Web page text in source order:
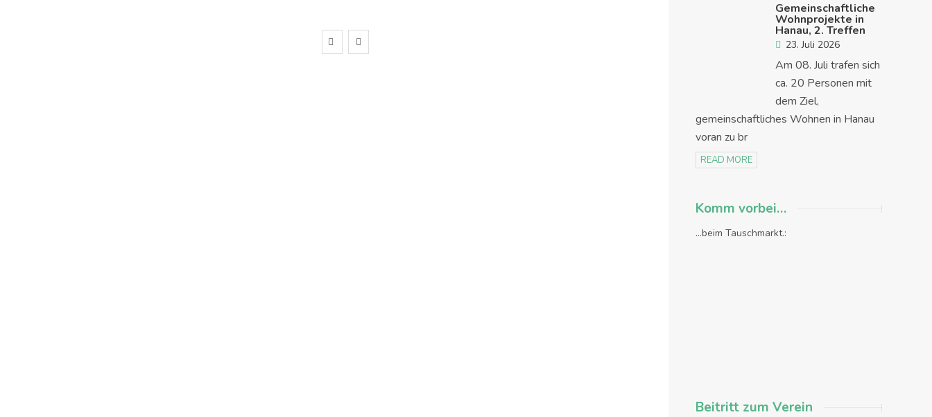
Gemeinschaftliche
Wohnprojekte in
Hanau, 2. Treffen
23. Juli 2026
Am 08. Juli trafen sich
ca. 20 Personen mit
dem Ziel,
gemeinschaftliches Wohnen in Hanau
voran zu br
READ MORE
Komm vorbei…
...beim Tauschmarkt.:
Beitritt zum Verein